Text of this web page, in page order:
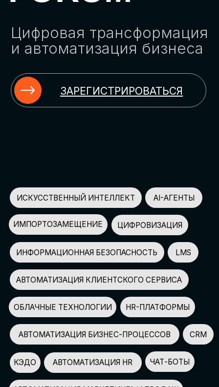
ИСКУССТВЕННЫЙ ИНТЕЛЛЕКТ
НЕЙРОСЕТИ ДЛЯ БИЗНЕСА
КЭДО
ЦИФРОВИЗАЦИЯ
АВТОМАТИЗАЦИЯ HR
АВТОМАТИЗАЦИЯ МАРКЕТИНГА И ПРОДАЖ
AI-АССИСТЕНТЫ
ЧАТ-БОТЫ
ИМПОРТОЗАМЕЩЕНИЕ
СПИКЕРОВ
150+
ПАРТНЕРОВ
100+
УЧАСТНИКОВ
2500+